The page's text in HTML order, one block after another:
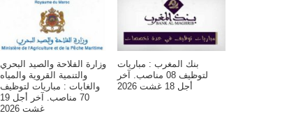
وزارة الفلاحة والصيد البحري
والتنمية القروية والمياه
والغابات : مباريات لتوظيف
70 مناصب. آخر أجل 19
غشت 2026
بنك المغرب : مباريات
لتوظيف 08 مناصب. آخر
أجل 18 غشت 2026